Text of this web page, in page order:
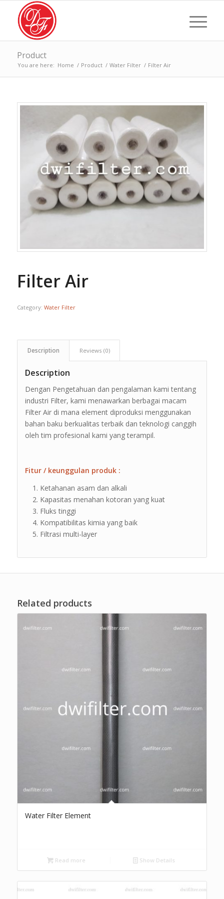
Product
You are here: Home / Product / Water Filter / Filter Air
Filter Air
Category: Water Filter
Description Reviews (0)
Description
Dengan Pengetahuan dan pengalaman kami tentang
industri Filter, kami menawarkan berbagai macam
Filter Air di mana element diproduksi menggunakan
bahan baku berkualitas terbaik dan teknologi canggih
oleh tim profesional kami yang terampil.
Fitur / keunggulan produk :
Ketahanan asam dan alkali
Kapasitas menahan kotoran yang kuat
Fluks tinggi
Kompatibilitas kimia yang baik
Filtrasi multi-layer
Related products
Water Filter Element
Read more Show Details